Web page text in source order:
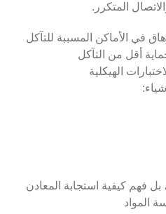
المتكرر.
في الأماكن المسببة للتآكل
أقل من التآكل
الهيكلية
بل فهم كيفية استجابة المعادن
المواد